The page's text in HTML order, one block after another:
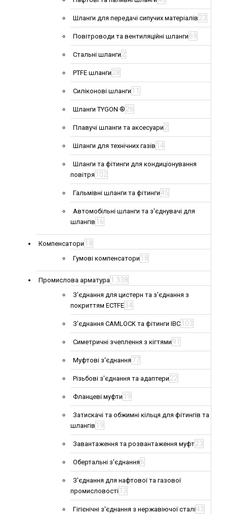
Шланги для передачі сипучих матеріалів 23
Повітроводи та вентиляційні шланги 69
Стальні шланги 2
PTFE шланги 28
Силіконові шланги 11
Шланги TYGON ® 26
Плавучі шланги та аксесуари 2
Шланги для технічних газів 14
Шланги та фітинги для кондиціонування
повітря 102
Гальмівні шланги та фітинги45
Автомобільні шланги та з'єднувачі для
шлангів 16
Компенсатори 18
Гумові компенсатори 18
Промислова арматура 1 338
З'єднання для цистерн та з'єднання з
покриттям ECTFE34
З'єднання CAMLOCK та фітинги IBC 103
Симетричні зчеплення з кігтями 91
Муфтові з'єднання 77
Різьбові з'єднання та адаптери 22
Фланцеві муфти 19
Затискачі та обжимні кільця для фітингів та
шлангів 19
Завантаження та розвантаження муфт23
Обертальні з'єднання 6
З'єднання для нафтової та газової
промисловості 13
Гігієнічні з'єднання з нержавіючої сталі43